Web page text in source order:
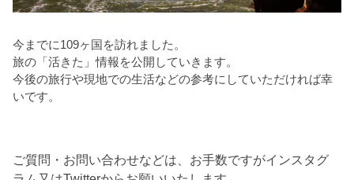
今までに109ヶ国を訪れました。
旅の「活きた」情報を公開していきます。
今後の旅行や現地での生活などの参考にしていただければ幸
いです。
ご質問・お問い合わせなどは、お手数ですがインスタグ